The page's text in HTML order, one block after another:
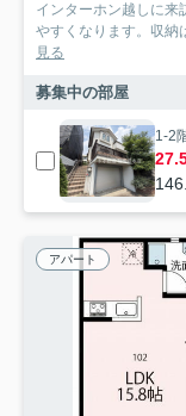
インターホン越しに来
やすくなります。収納
見る
募集中の部屋
1-2
アパート